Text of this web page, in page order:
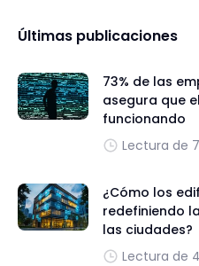
Últimas publicaciones
73% de las
asegura que
funcionando
Lectura de
¿Cómo los
redefiniendo
las ciudades?
Lectura de